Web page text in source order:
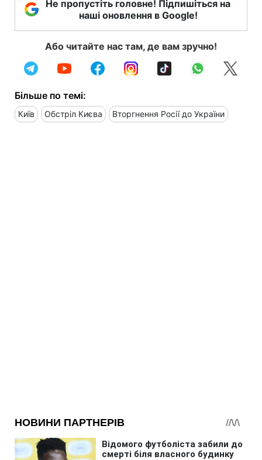
Не пропустіть головне! Підпишіться на
наші оновлення в Google!
Або читайте нас там, де вам зручно!
Більше по темі:
Київ Обстріл Києва Вторгнення Росії до України